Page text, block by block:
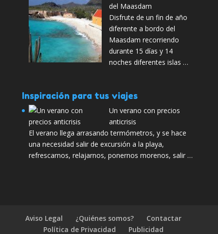
del Maasdam
Disfrute de un fin de año
diferente a bordo del
Maasdam recorriendo
durante 15 días y 14
noches diferentes islas …
Inspiración para tus viajes
Un verano con precios
anticrisis
El verano llega arrasando termómetros, y se hace
una necesidad salir de excursión a la playa,
refrescarnos, relajarnos, ponernos morenos, salir …
Aviso Legal ¿Quiénes somos?
Contactar
Política de Privacidad
Publicidad